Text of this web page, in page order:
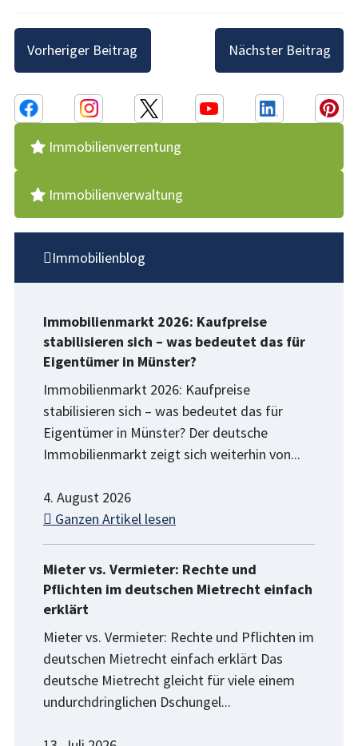
Beitragsnavigation
Vorheriger Beitrag Nächster Beitrag
Immobilienverrentung
Immobilienverwaltung
Immobilienblog
Immobilienmarkt 2026: Kaufpreise
stabilisieren sich – was bedeutet das für
Eigentümer in Münster?
Immobilienmarkt 2026: Kaufpreise
stabilisieren sich – was bedeutet das für
Eigentümer in Münster? Der deutsche
Immobilienmarkt zeigt sich weiterhin von...
4. August 2026
Ganzen Artikel lesen
Mieter vs. Vermieter: Rechte und
Pflichten im deutschen Mietrecht einfach
erklärt
Mieter vs. Vermieter: Rechte und Pflichten im
deutschen Mietrecht einfach erklärt Das
deutsche Mietrecht gleicht für viele einem
undurchdringlichen Dschungel...